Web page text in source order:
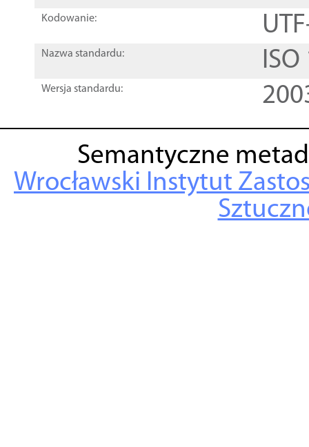
Kodowanie:
Nazwa standardu:
Wersja standardu:
Semantyczne
Wrocławski Instytut